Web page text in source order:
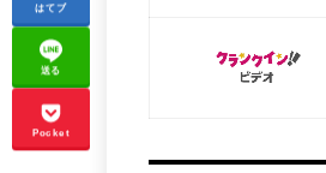
はてブ
送る
Pocket